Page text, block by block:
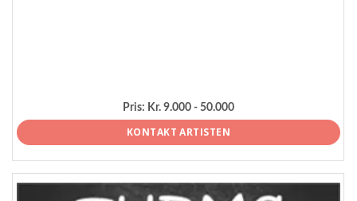
Pris: Kr. 9.000 - 50.000
KONTAKT ARTISTEN